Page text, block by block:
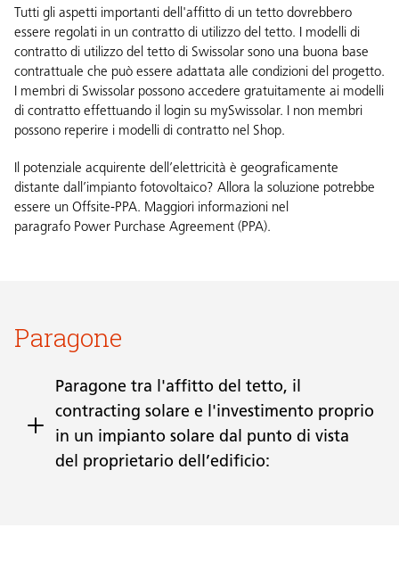
Tutti gli aspetti importanti dell'affitto di un tetto dovrebbero
essere regolati in un contratto di utilizzo del tetto. I modelli di
contratto di utilizzo del tetto di Swissolar sono una buona base
contrattuale che può essere adattata alle condizioni del progetto.
I membri di Swissolar possono accedere gratuitamente ai modelli
di contratto effettuando il login su mySwissolar. I non membri
possono reperire i modelli di contratto nel Shop.
Il potenziale acquirente dell’elettricità è geograficamente
distante dall’impianto fotovoltaico? Allora la soluzione potrebbe
essere un Offsite-PPA. Maggiori informazioni nel
paragrafo Power Purchase Agreement (PPA).
Paragone
Paragone tra l'affitto del tetto, il
contracting solare e l'investimento proprio
in un impianto solare dal punto di vista
del proprietario dell’edificio: